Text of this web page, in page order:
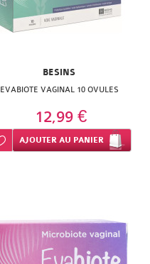
BESINS
EVABIOTE VAGINAL 10 OVULES
12,99 €
Ajouter à ma liste d’envie
AJOUTERAU PANIER